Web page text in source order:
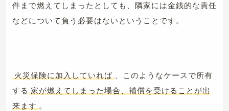
件まで燃えてしまったとしても、隣家には金銭的な責任
などについて負う必要はないということです。
火災保険に加入していれば
、このようなケースで所有
する 家が燃えてしまった場合、補償を受けることが出
来ます 。